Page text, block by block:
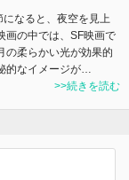
なると、夜空を見上
画の中では、SF映画で
の柔らかい光が効果的
的なイメージが…
>>続きを読む